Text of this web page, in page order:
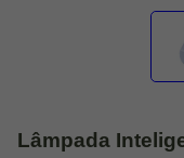
Lâmpada